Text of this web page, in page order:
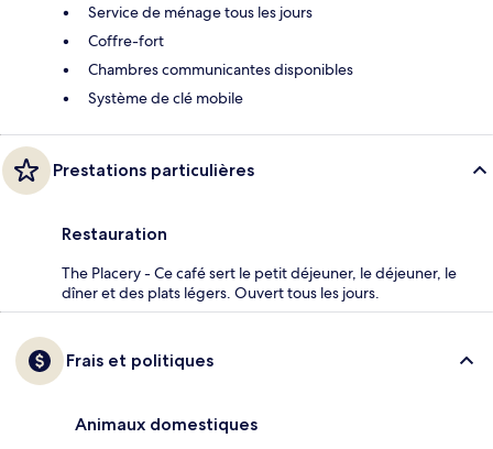
Service de ménage tous les jours
Coffre-fort
Chambres communicantes disponibles
Système de clé mobile
Prestations particulières
Restauration
The Placery - Ce café sert le petit déjeuner, le déjeuner, le
dîner et des plats légers. Ouvert tous les jours.
Frais et politiques
Animaux domestiques